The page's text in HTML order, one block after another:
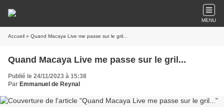
MENU
Accueil » Quand Macaya Live me passe sur le gril...
Quand Macaya Live me passe sur le gril...
Publié le 24/11/2023 à 15:38
Par Emmanuel de Reynal